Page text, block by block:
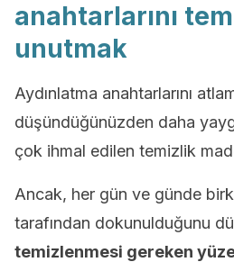
anahtarlarını
unutmak
Aydınlatma anahtarlarını
düşündüğünüzden daha
çok ihmal edilen temizlik
Ancak, her gün ve günde
tarafından dokunulduğunu
temizlenmesi gereken